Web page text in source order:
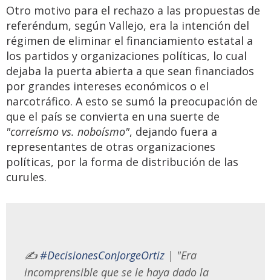
Otro motivo para el rechazo a las propuestas de
referéndum, según Vallejo, era la intención del
régimen de eliminar el financiamiento estatal a
los partidos y organizaciones políticas, lo cual
dejaba la puerta abierta a que sean financiados
por grandes intereses económicos o el
narcotráfico. A esto se sumó la preocupación de
que el país se convierta en una suerte de
"correísmo vs. noboísmo", dejando fuera a
representantes de otras organizaciones
políticas, por la forma de distribución de las
curules.
✍️#DecisionesConJorgeOrtiz | "Era
incomprensible que se le haya dado la